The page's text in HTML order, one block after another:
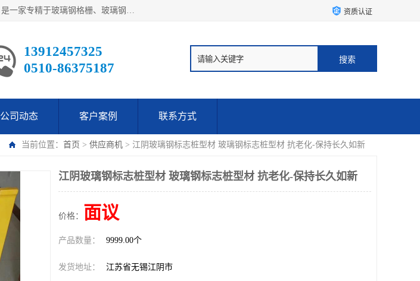
江阴市翔鼎复合材料有限公司,位于美丽富饶的中国经济百强县第一县级市的-江苏省江阴市，是一家专精于玻璃钢格栅、玻璃钢新材料,镀锌钢格板，机械设备生产制造及研发的科技型企业；公司产品已销往了世界多个国家和地区，公司人决心加倍努力愿与广大社会同仁精诚合作共创辉煌！ 资质认证
13912457325
0510-86375187
公司动态 客户案例 联系方式
当前位置： 首页 > 供应商机 > 江阴玻璃钢标志桩型材 玻璃钢标志桩型材 抗老化-保持长久如新
江阴玻璃钢标志桩型材 玻璃钢标志桩型材 抗老化-保持长久如新
价格： 面议
产品数量： 9999.00个
发货地址： 江苏省无锡江阴市